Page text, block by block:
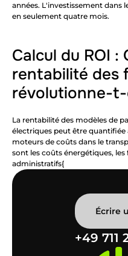
années. L'investissement dans
en seulement quatre mois.
Calcul du ROI :
rentabilité des
révolutionne-t-
La rentabilité des modèles de
électriques peut être quantifiée
moteurs de coûts dans le
sont les coûts énergétiques, les
administratifs{
Écrire
+49 711